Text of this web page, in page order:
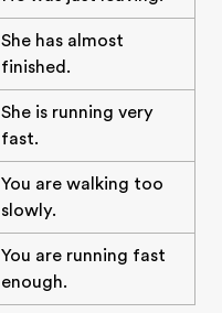
She has almost
finished.
She is running very
fast.
You are walking too
slowly.
You are running fast
enough.